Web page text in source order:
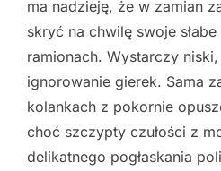
ma nadzieję, że w zamian
skryć na chwilę swoje
ramionach. Wystarczy niski,
ignorowanie gierek. Sama
kolankach z pokornie
choć szczypty czułości z
delikatnego pogłaskania